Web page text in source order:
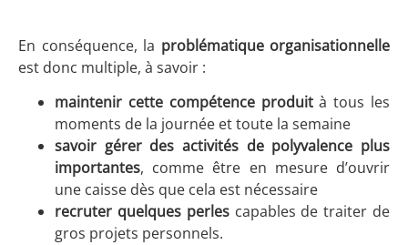
En conséquence, la problématique organisationnelle
est donc multiple, à savoir :
maintenir cette compétence produità tous les
moments de la journée et toute la semaine
savoir gérer des activités de polyvalence plus
importantes, comme être en mesure d’ouvrir
une caisse dès que cela est nécessaire
recruter quelques perlescapables de traiter de
gros projets personnels.